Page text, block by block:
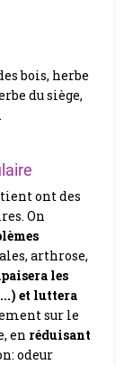
bois, herbe
du siège,
ont des
On
arthrose,
les
etluttera
sur le
en réduisant
odeur